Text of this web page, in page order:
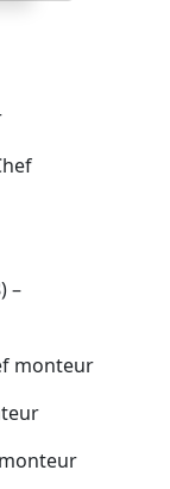
–
monteur
monteur